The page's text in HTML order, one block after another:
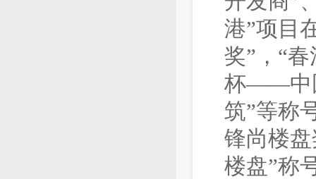
港”项目
奖”，“
杯——中
筑”等称
锋尚楼
楼盘”称